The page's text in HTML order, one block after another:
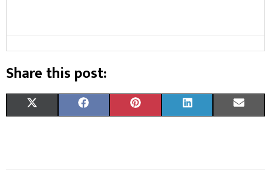
Share this post:
R
W R
E R
T R
K R
I